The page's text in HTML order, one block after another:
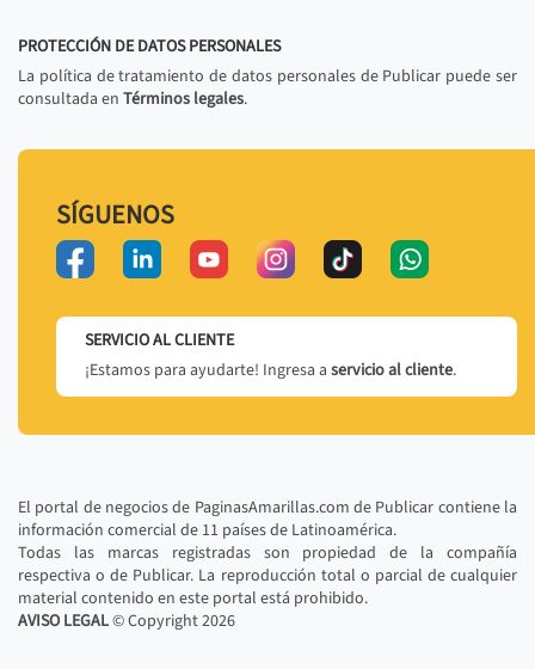
PROTECCIÓN DE DATOS PERSONALES
La política de tratamiento de datos personales de Publicar puede ser
consultada en Términos legales.
SÍGUENOS
SERVICIO AL CLIENTE
¡Estamos para ayudarte! Ingresa a servicio al cliente.
El portal de negocios de PaginasAmarillas.com de Publicar contiene la
información comercial de 11 países de Latinoamérica.
Todas las marcas registradas son propiedad de la compañía
respectiva o de Publicar. La reproducción total o parcial de cualquier
material contenido en este portal está prohibido.
AVISO LEGAL© Copyright2026